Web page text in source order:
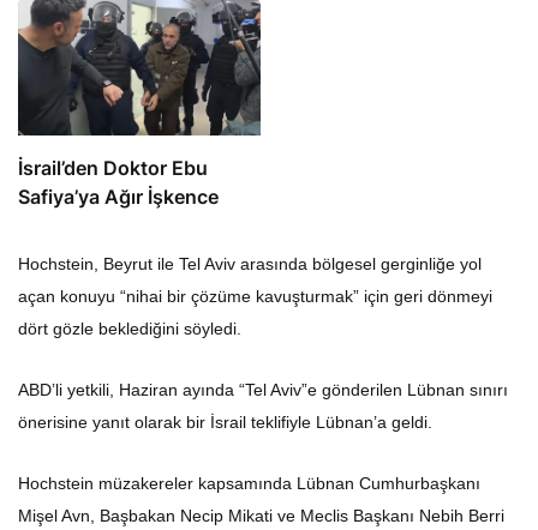
İsrail’den Doktor Ebu
Safiya’ya Ağır İşkence
Hochstein, Beyrut ile Tel Aviv arasında bölgesel gerginliğe yol
açan konuyu “nihai bir çözüme kavuşturmak” için geri dönmeyi
dört gözle beklediğini söyledi.
ABD’li yetkili, Haziran ayında “Tel Aviv”e gönderilen Lübnan sınırı
önerisine yanıt olarak bir İsrail teklifiyle Lübnan’a geldi.
Hochstein müzakereler kapsamında Lübnan Cumhurbaşkanı
Mişel Avn, Başbakan Necip Mikati ve Meclis Başkanı Nebih Berri